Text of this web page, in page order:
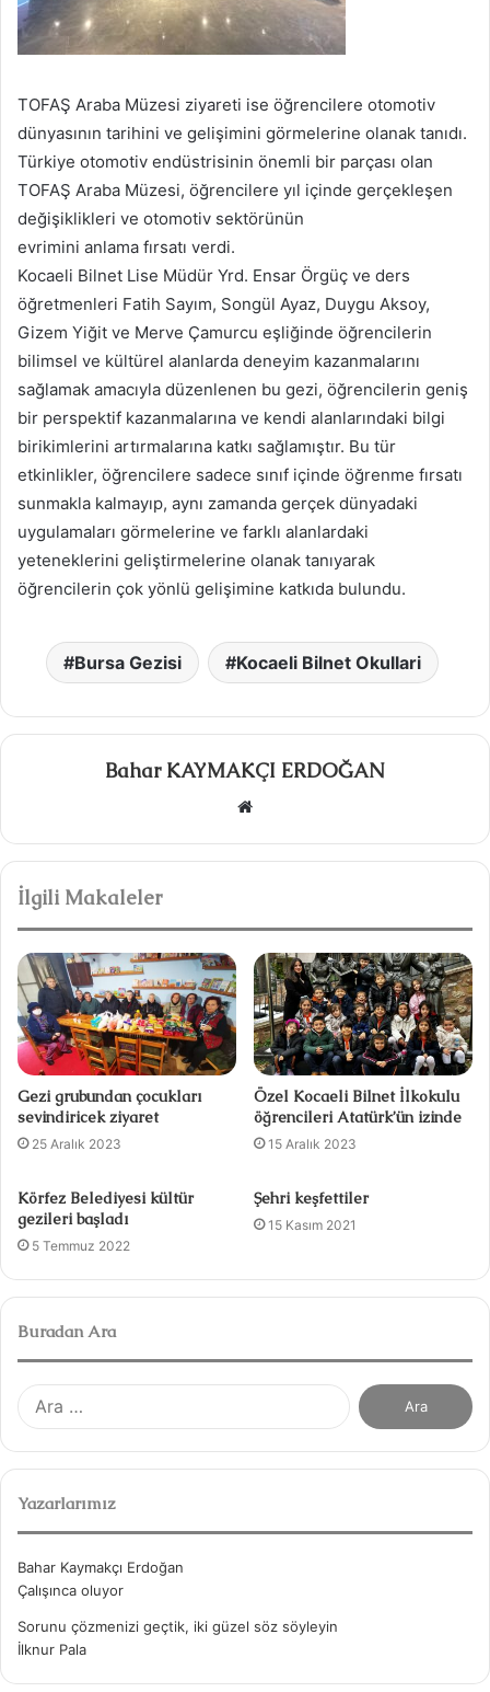
TOFAŞ Araba Müzesi ziyareti ise öğrencilere otomotiv
dünyasının tarihini ve gelişimini görmelerine olanak tanıdı.
Türkiye otomotiv endüstrisinin önemli bir parçası olan
TOFAŞ Araba Müzesi, öğrencilere yıl içinde gerçekleşen
değişiklikleri ve otomotiv sektörünün
evrimini anlama fırsatı verdi.
Kocaeli Bilnet Lise Müdür Yrd. Ensar Örgüç ve ders
öğretmenleri Fatih Sayım, Songül Ayaz, Duygu Aksoy,
Gizem Yiğit ve Merve Çamurcu eşliğinde öğrencilerin
bilimsel ve kültürel alanlarda deneyim kazanmalarını
sağlamak amacıyla düzenlenen bu gezi, öğrencilerin geniş
bir perspektif kazanmalarına ve kendi alanlarındaki bilgi
birikimlerini artırmalarına katkı sağlamıştır. Bu tür
etkinlikler, öğrencilere sadece sınıf içinde öğrenme fırsatı
sunmakla kalmayıp, aynı zamanda gerçek dünyadaki
uygulamaları görmelerine ve farklı alanlardaki
yeteneklerini geliştirmelerine olanak tanıyarak
öğrencilerin çok yönlü gelişimine katkıda bulundu.
Bursa Gezisi Kocaeli Bilnet Okullari
Bahar KAYMAKÇI ERDOĞAN
b
e
s
i
İlgili Makaleler
Gezi grubundan çocukları
sevindiricek ziyaret
25 Aralık 2023
Özel Kocaeli Bilnet İlkokulu
öğrencileri Atatürk’ün izinde
15 Aralık 2023
Körfez Belediyesi kültür
gezileri başladı
5 Temmuz 2022
Şehri keşfettiler
15 Kasım 2021
Buradan Ara
m
Yazarlarımız
Bahar Kaymakçı Erdoğan
Çalışınca oluyor
Sorunu çözmenizi geçtik, iki güzel söz söyleyin
İlknur Pala